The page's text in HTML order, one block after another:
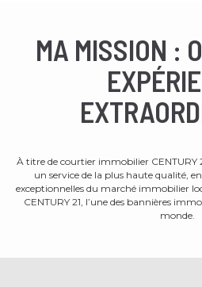
MA MISSION :
À titre de courtier immobilier CENTURY
un service de la plus haute qualité,
exceptionnelles du marché immobilier
CENTURY 21, l’une des bannières
monde.